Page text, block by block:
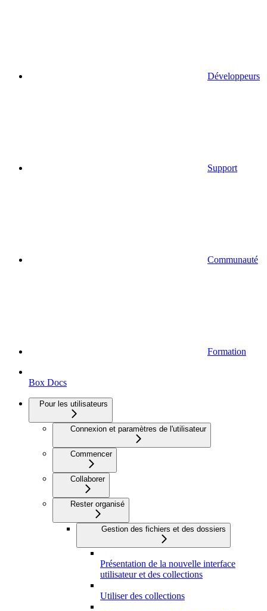
Développeurs
Support
Communauté
Formation
Box Docs
Pour les utilisateurs
Connexion et paramètres de l'utilisateur
Commencer
Collaborer
Rester organisé
Gestion des fichiers et des dossiers
Présentation de la nouvelle interface
utilisateur et des collections
Utiliser des collections